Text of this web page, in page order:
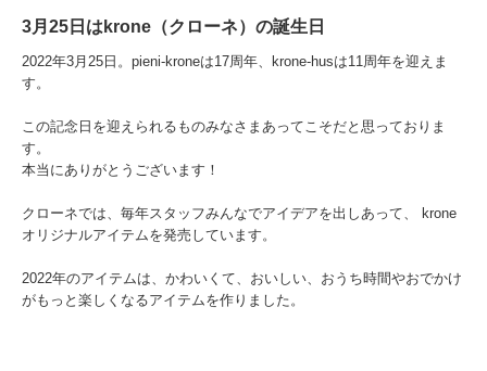
3月25日はkrone（クローネ）の誕生日
2022年3月25日。pieni-kroneは17周年、krone-husは11周年を迎えま
す。
この記念日を迎えられるものみなさまあってこそだと思っておりま
す。
本当にありがとうございます！
クローネでは、毎年スタッフみんなでアイデアを出しあって、 krone
オリジナルアイテムを発売しています。
2022年のアイテムは、かわいくて、おいしい、おうち時間やおでかけ
がもっと楽しくなるアイテムを作りました。